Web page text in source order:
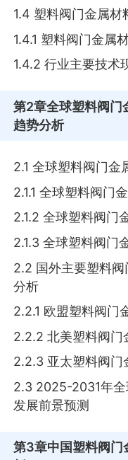
1.4 塑料阀门金属
1.4.1 塑料阀门金属
1.4.2 行业主要技术
第2章全球塑料阀门
趋势分析
2.1 全球塑料阀门金
2.1.1 全球塑料阀门
2.1.2 全球塑料阀门
2.1.3 全球塑料阀门
2.2 国外主要塑料
分析
2.2.1 欧盟塑料阀门
2.2.2 北美塑料阀门
2.2.3 亚太塑料阀门
2.3 2025-2031年全
发展前景预测
第3章中国塑料阀门